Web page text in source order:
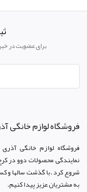
برای عضویت در
فروشگاه لوازم خانگی
فروشگاه لوازم خانگی
نمایندگی محصولات دوو در
شروع کرد .با گذشت سالها و
به مشتریان عزیز پیدا کنیم.